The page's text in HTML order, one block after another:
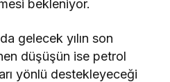
bekleniyor.
gelecek yılın son
düşüşün ise petrol
yönlü destekleyeceği